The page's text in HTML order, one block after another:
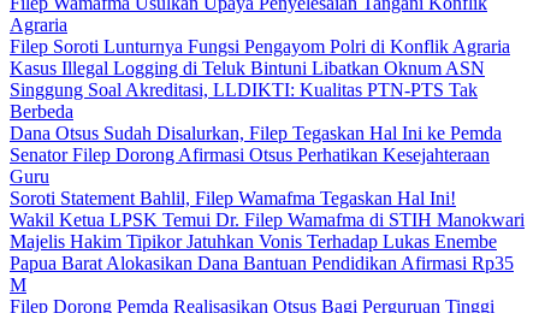
Agraria
Filep Soroti Lunturnya Fungsi Pengayom Polri di Konflik Agraria
Kasus Illegal Logging di Teluk Bintuni Libatkan Oknum ASN
Singgung Soal Akreditasi, LLDIKTI: Kualitas PTN-PTS Tak
Berbeda
Dana Otsus Sudah Disalurkan, Filep Tegaskan Hal Ini ke Pemda
Senator Filep Dorong Afirmasi Otsus Perhatikan Kesejahteraan
Guru
Soroti Statement Bahlil, Filep Wamafma Tegaskan Hal Ini!
Wakil Ketua LPSK Temui Dr. Filep Wamafma di STIH Manokwari
Majelis Hakim Tipikor Jatuhkan Vonis Terhadap Lukas Enembe
Papua Barat Alokasikan Dana Bantuan Pendidikan Afirmasi Rp35
M
Filep Dorong Pemda Realisasikan Otsus Bagi Perguruan Tinggi